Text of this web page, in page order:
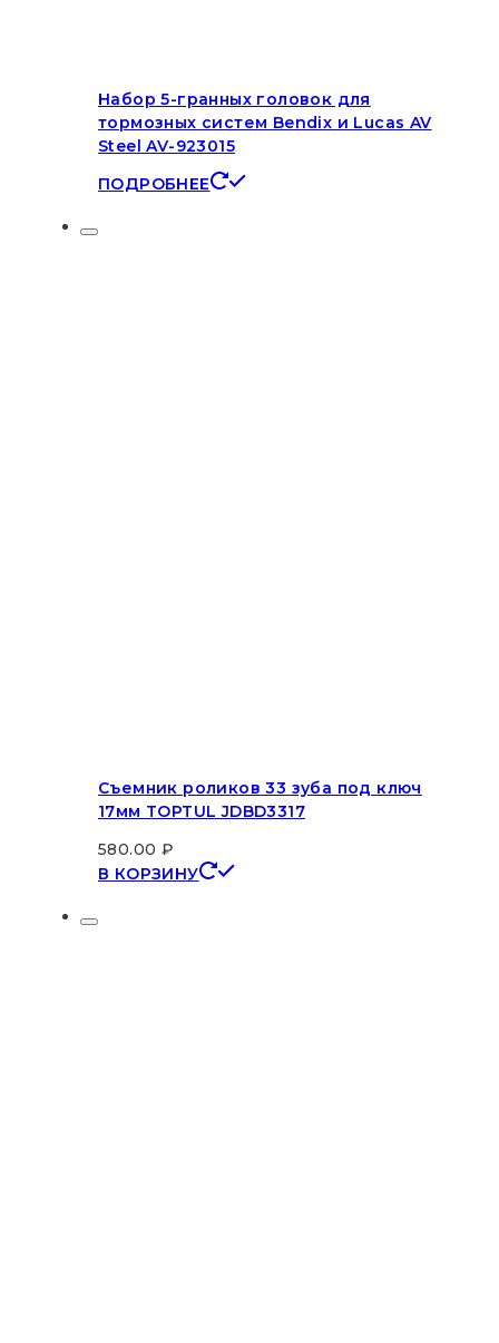
Набор 5-гранных головок для
тормозных систем Bendix и Lucas AV
Steel AV-923015
ПОДРОБНЕЕ
Съемник роликов 33 зуба под ключ
17мм TOPTUL JDBD3317
580.00 ₽
В КОРЗИНУ